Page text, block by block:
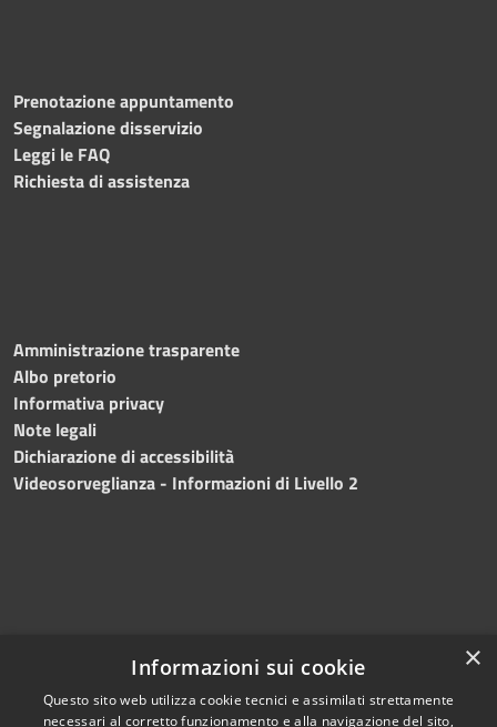
Prenotazione appuntamento
Segnalazione disservizio
Leggi le FAQ
Richiesta di assistenza
Amministrazione trasparente
Albo pretorio
Informativa privacy
Note legali
Dichiarazione di accessibilità
Videosorveglianza - Informazioni di Livello 2
×
Informazioni sui cookie
Questo sito web utilizza cookie tecnici e assimilati strettamente
necessari al corretto funzionamento e alla navigazione del sito,